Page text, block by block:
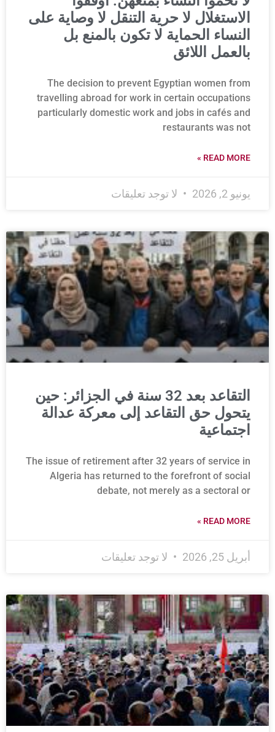
الاستغلال لا حرية التنقل لا وصاية على
النساء الحماية لا تكون بالمنع بل
بالعمل اللائق
The decision to prevent Egyptian women from
travelling abroad for work in certain occupations
particularly domestic work and jobs in cafés and
restaurants was not
READ MORE »
يونيو 2, 2026 لا توجد تعليقات
التقاعد بعد 32 سنة في الجزائر: حين
يتحول حق التقاعد إلى معركة عدالة
اجتماعية
The issue of retirement after 32 years of service in
Algeria has returned to the forefront of social
debate, not merely as a sectoral or
READ MORE »
أبريل 25, 2026 لا توجد تعليقات